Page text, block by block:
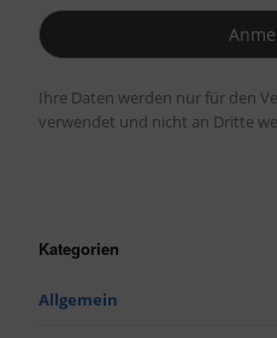
Ihre Daten werden nur für den
verwendet und nicht an Dritte
Kategorien
Allgemein